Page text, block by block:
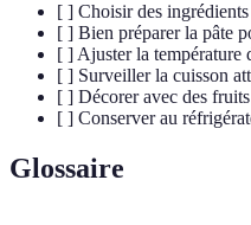
[ ] Choisir des ingrédients
[ ] Bien préparer la pâte
[ ] Ajuster la température
[ ] Surveiller la cuisson
[ ] Décorer avec des
[ ] Conserver au
Glossaire